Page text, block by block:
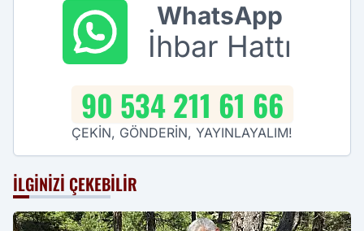
WhatsApp
İhbar Hattı
90 534 211 61 66
ÇEKİN, GÖNDERİN, YAYINLAYALIM!
İLGINIZI ÇEKEBILIR